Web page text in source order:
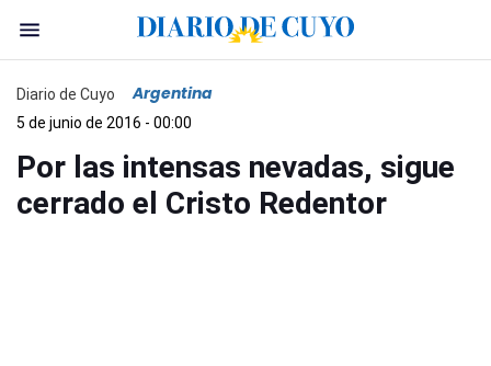
Diario de Cuyo Argentina
5 de junio de 2016 - 00:00
Por las intensas nevadas, sigue
cerrado el Cristo Redentor